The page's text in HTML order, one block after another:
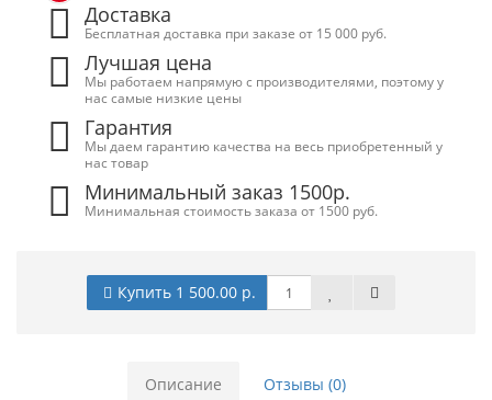
Доставка
Бесплатная доставка при заказе от 15 000 руб.
Лучшая цена
Мы работаем напрямую с производителями, поэтому у
нас самые низкие цены
Гарантия
Мы даем гарантию качества на весь приобретенный у
нас товар
Минимальный заказ 1500р.
Минимальная стоимость заказа от 1500 руб.
Купить 1 500.00 р.
Описание Отзывы (0)